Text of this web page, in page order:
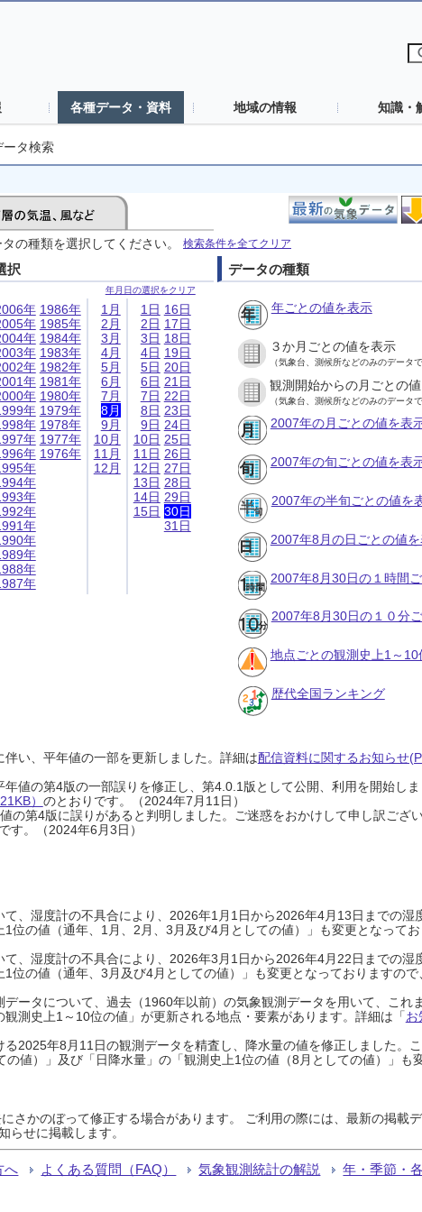
各種データ・資料 地域の情報 知識・
ータ検索
の種類を選択してください。 検索条件を全てクリア
択
年月日の選択をクリア
年
年
年
年
年
年
年
年
年
年
年
年
年
年
年
年
年
年
年
年
1986年
1985年
1984年
1983年
1982年
1981年
1980年
1979年
1978年
1977年
1976年
1月
2月
3月
4月
5月
6月
7月
8月
9月
10月
11月
12月
1日
2日
3日
4日
5日
6日
7日
8日
9日
10日
11日
12日
13日
14日
15日
16日
17日
18日
19日
20日
21日
22日
23日
24日
25日
26日
27日
28日
29日
30日
31日
データの種類
年ごとの値を表示
３か月ごとの値を表示
（気象台、測候所などのみのデータで
観測開始からの月ごとの
（気象台、測候所などのみのデータで
2007年の月ごとの値を表
2007年の旬ごとの値を表
2007年の半旬ごとの値を
2007年8月の日ごとの値
2007年8月30日の１時間
2007年8月30日の１０分
地点ごとの観測史上1～10
歴代全国ランキング
い、平年値の一部を更新しました。詳細は配信資料に関するお知らせ
値の第4版の一部誤りを修正し、第4.0.1版として公開、利用を開始し
） のとおりです。（2024年7月11日）
の第4版に誤りがあると判明しました。ご迷惑をおかけして申し訳ござ
す。（2024年6月3日）
、湿度計の不具合により、2026年1月1日から2026年4月13日までの湿
位の値（通年、1月、2月、3月及び4月としての値）」も変更となってお
、湿度計の不具合により、2026年3月1日から2026年4月22日までの湿
位の値（通年、3月及び4月としての値）」も変更となっておりますの
ータについて、過去（1960年以前）の気象観測データを用いて、これ
測史上1～10位の値」が更新される地点・要素があります。詳細は「お
2025年8月11日の観測データを精査し、降水量の値を修正しました。
の値）」及び「日降水量」の「観測史上1位の値（8月としての値）」も
さかのぼって修正する場合があります。 ご利用の際には、最新の掲載
らせに掲載します。
へ よくある質問（FAQ） 気象観測統計の解説 年・季節・